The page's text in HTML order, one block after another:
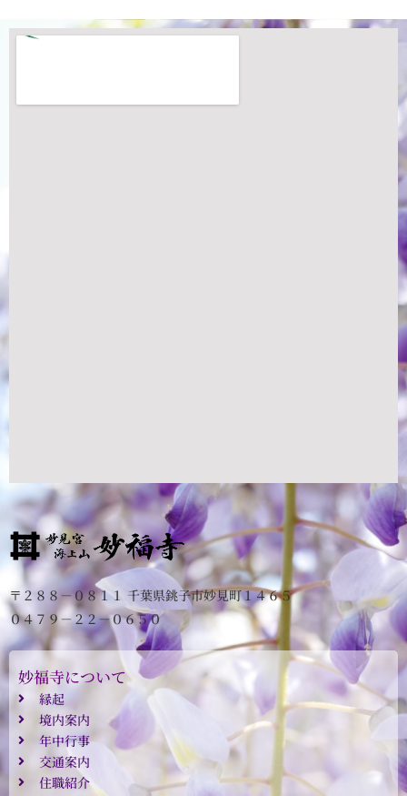
〒２８８－０８１１ 千葉県銚子市妙見町１４６５
０４７９－２２－０６５０
妙福寺について
縁起
境内案内
年中行事
交通案内
住職紹介